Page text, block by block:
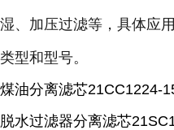
湿、加压过滤等，具体应
类型和型号。
煤油分离滤芯21CC1224-
脱水过滤器分离滤芯